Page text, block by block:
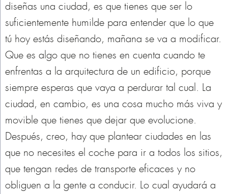
diseñas una ciudad, es que tienes que ser lo
suficientemente humilde para entender que lo que
tú hoy estás diseñando, mañana se va a modificar.
Que es algo que no tienes en cuenta cuando te
enfrentas a la arquitectura de un edificio, porque
siempre esperas que vaya a perdurar tal cual. La
ciudad, en cambio, es una cosa mucho más viva y
movible que tienes que dejar que evolucione.
Después, creo, hay que plantear ciudades en las
que no necesites el coche para ir a todos los sitios,
que tengan redes de transporte eficaces y no
obliguen a la gente a conducir. Lo cual ayudará a